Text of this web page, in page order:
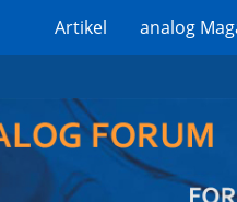
Artikel analog